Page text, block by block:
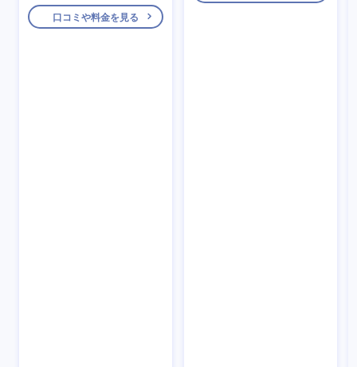
口コミや料金を見る